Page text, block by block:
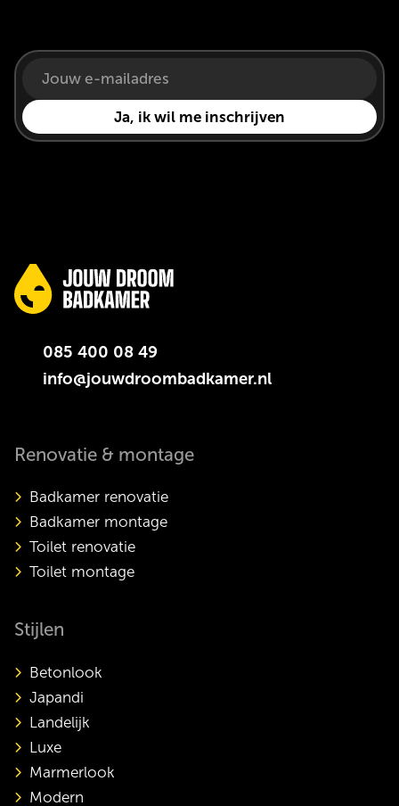
085 400 08 49
info@jouwdroombadkamer.nl
Renovatie & montage
Badkamer renovatie
Badkamer montage
Toilet renovatie
Toilet montage
Stijlen
Betonlook
Japandi
Landelijk
Luxe
Marmerlook
Modern